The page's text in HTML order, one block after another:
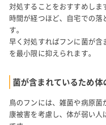
対処することをおすすめしま
時間が経つほど、自宅での
す。
早く対処すればフンに菌が含
を最小限に抑えられます。
菌が含まれているため
鳥のフンには、雑菌や病原
康被害を考慮し、体が弱い